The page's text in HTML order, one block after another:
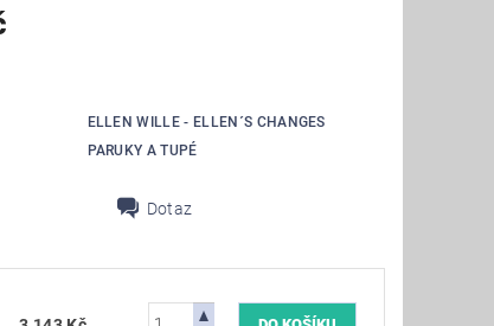
ELLEN WILLE - ELLEN´S CHANGES
PARUKY A TUPÉ
Dotaz